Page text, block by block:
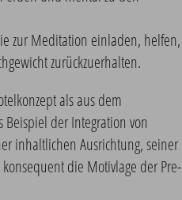
zur Meditation einladen, helfen,
zurückzuerhalten.
als aus dem
der Integration von
inhaltlichen Ausrichtung, seiner
die Motivlage der Pre-